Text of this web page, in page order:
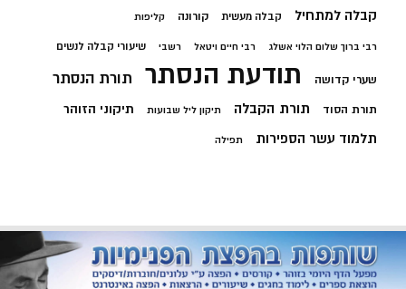
קבלה למתחיל קבלה מעשית קורונה קליפות
רבי ברוך שלום הלוי אשלג רבי חיים ויטאל רשבי שיעורי קבלה לנשים
שערי קדושה תודעת הנסתר תורת הנסתר
תורת הסוד תורת הקבלה תיקון ליל שבועות תיקוני הזוהר
תלמוד עשר הספירות תפילה